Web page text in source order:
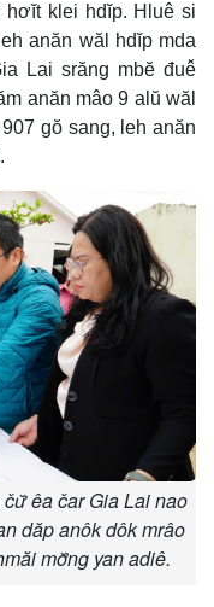
hơĭt klei hdĭp. Hluê si
anăn wăl hdĭp mda
Lai srăng mbĕ đuê̆
anăn mâo 9 alŭ wăl
gŏ sang, leh anăn
êa čar Gia Lai nao
dăp anôk dôk mrâo
mơ̆ng yan adiê.